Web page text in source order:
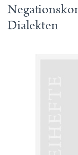
Dialekten